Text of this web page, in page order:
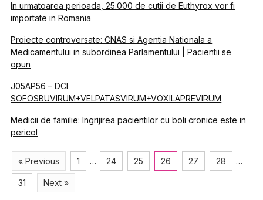
In urmatoarea perioada, 25.000 de cutii de Euthyrox vor fi
importate in Romania
Proiecte controversate: CNAS si Agentia Nationala a
Medicamentului in subordinea Parlamentului | Pacientii se
opun
J05AP56 – DCI
SOFOSBUVIRUM+VELPATASVIRUM+VOXILAPREVIRUM
Medicii de familie: Ingrijirea pacientilor cu boli cronice este in
pericol
« Previous 1 … 24 25 26 27 28 …
31 Next »